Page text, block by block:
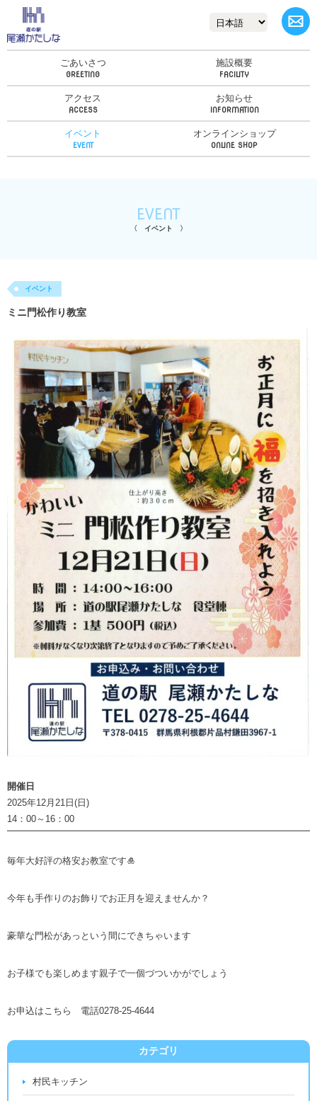
ごあいさつ 施設概要
アクセス お知らせ
イベント オンラインショップ
EVENT
イベント
イベント
ミニ門松作り教室
開催日
2025年12月21日(日)
14：00～16：00
毎年大好評の格安お教室です🎍
今年も手作りのお飾りでお正月を迎えませんか？
豪華な門松があっという間にできちゃいます
お子様でも楽しめます親子で一個づついかがでしょう
お申込はこちら 電話0278-25-4644
カテゴリ
村民キッチン